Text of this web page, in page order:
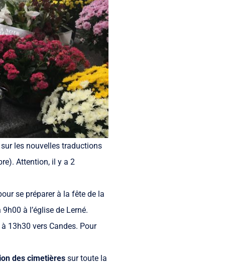
les nouvelles traductions
Attention, il y a 2
se préparer à la fête de la
à l’église de Lerné.
13h30 vers Candes. Pour
des cimetières sur toute la